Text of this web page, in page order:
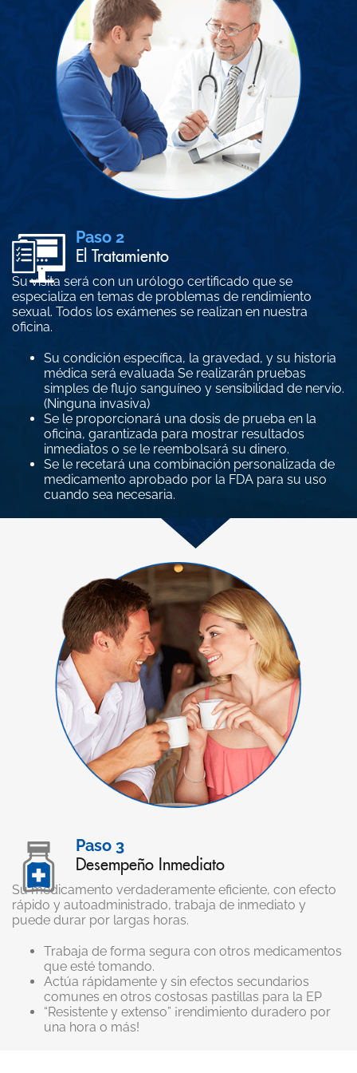
Paso 2
El Tratamiento
Su visita será con un urólogo certificado que se
especializa en temas de problemas de rendimiento
sexual. Todos los exámenes se realizan en nuestra
oficina.
Su condición específica, la gravedad, y su historia
médica será evaluada Se realizarán pruebas
simples de flujo sanguíneo y sensibilidad de nervio.
(Ninguna invasiva)
Se le proporcionará una dosis de prueba en la
oficina, garantizada para mostrar resultados
inmediatos o se le reembolsará su dinero.
Se le recetará una combinación personalizada de
medicamento aprobado por la FDA para su uso
cuando sea necesaria.
Paso 3
Desempeño Inmediato
Su medicamento verdaderamente eficiente, con efecto
rápido y autoadministrado, trabaja de inmediato y
puede durar por largas horas.
Trabaja de forma segura con otros medicamentos
que esté tomando.
Actúa rápidamente y sin efectos secundarios
comunes en otros costosas pastillas para la EP
“Resistente y extenso” ¡rendimiento duradero por
una hora o más!